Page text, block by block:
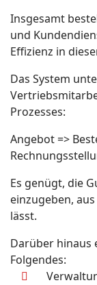
Insgesamt
und
Effizienz in
Das System
Prozesses:
Angebot =>
Es genügt, die
einzugeben,
lässt.
Darüber hinaus
Folgendes: